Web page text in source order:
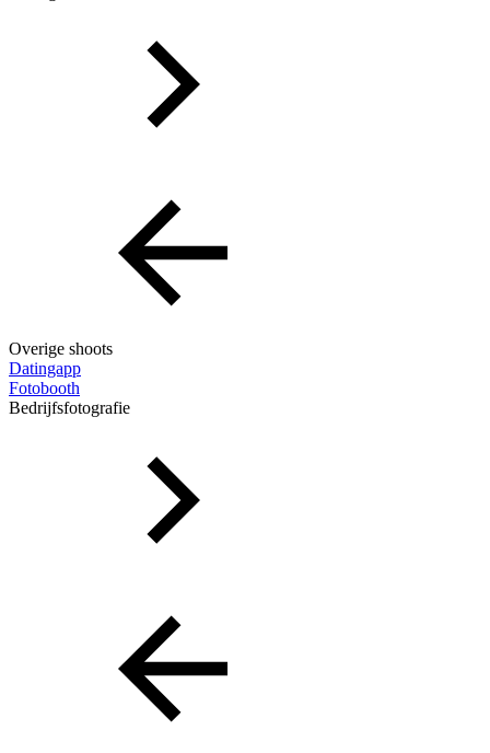
Overige shoots
Datingapp
Fotobooth
Bedrijfsfotografie